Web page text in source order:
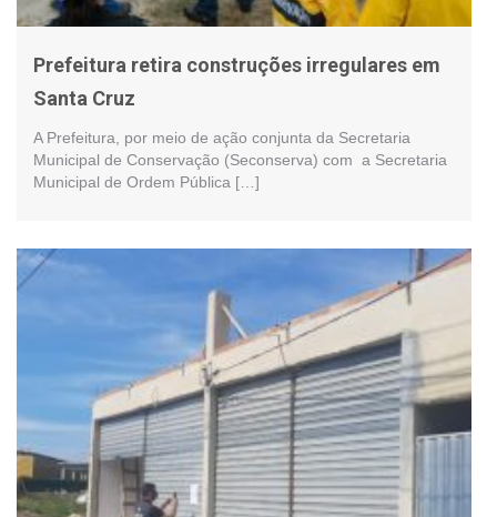
Prefeitura retira construções irregulares em
Santa Cruz
A Prefeitura, por meio de ação conjunta da Secretaria
Municipal de Conservação (Seconserva) com a Secretaria
Municipal de Ordem Pública […]